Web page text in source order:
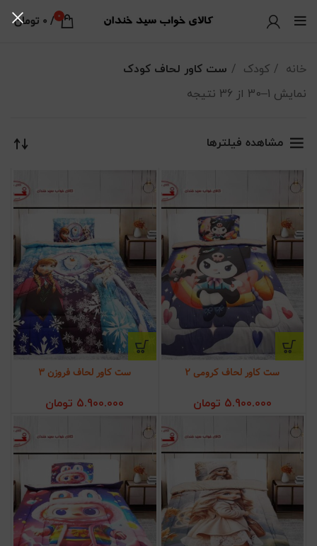
0
/
0 تومان
خانه کودک
ست کاور لحاف کودک
نمایش 1–30 از 36 نتیجه
مشاهده فیلترها
ست کاور لحاف کرومی 2
5.900.000 تومان
ست کاور لحاف فروزن 3
5.900.000 تومان